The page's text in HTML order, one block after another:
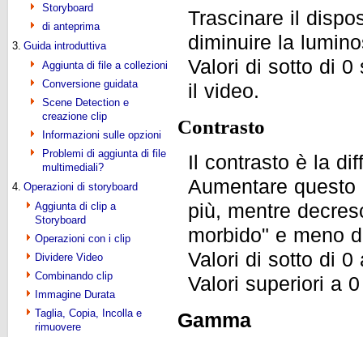
Storyboard
di anteprima
3. Guida introduttiva
Aggiunta di file a collezioni
Conversione guidata
Scene Detection e
creazione clip
Informazioni sulle opzioni
Problemi di aggiunta di file
multimediali?
4. Operazioni di storyboard
Aggiunta di clip a
Storyboard
Operazioni con i clip
Dividere Video
Combinando clip
Immagine Durata
Taglia, Copia, Incolla e
rimuovere
Trascinare il
diminuire la
Valori di sotto di 0
il video.
Contrasto
Il contrasto è la
Aumentare
più, mentre
morbido" e meno
Valori di sotto di
Valori superiori a
Gamma